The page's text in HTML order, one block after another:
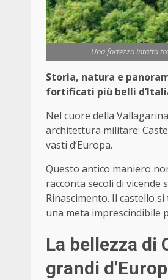
Una fortezza intatta
Storia, natura e
fortificati più belli
Nel cuore della
architettura militare:
vasti d’Europa.
Questo antico maniero
racconta secoli di
Rinascimento. Il castello
una meta imprescindibile
La bellezza di
grandi